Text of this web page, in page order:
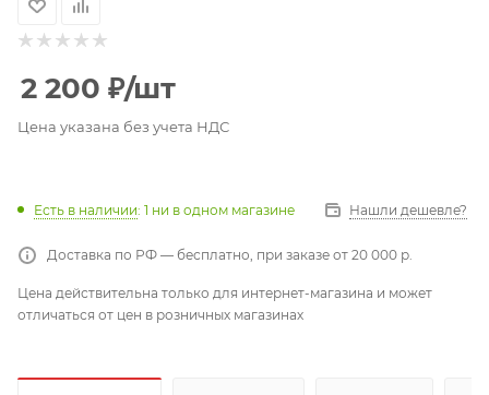
2 200 ₽/шт
Цена указана без учета НДС
Есть в наличии: 1 ни в одном магазине Нашли дешевле?
Доставка по РФ — бесплатно, при заказе от 20 000 р.
Цена действительна только для интернет-магазина и может
отличаться от цен в розничных магазинах